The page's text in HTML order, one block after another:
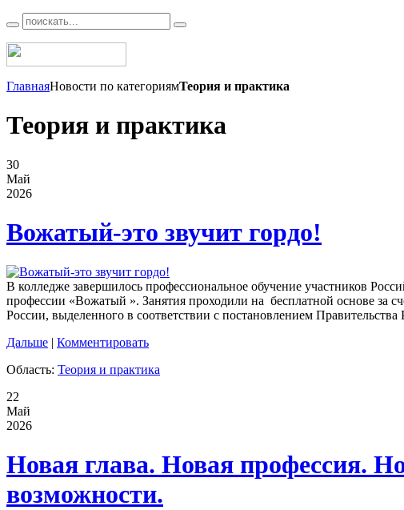
ГлавнаяНовости по категориямТеория и практика
Теория и практика
30
Май
2026
Вожатый-это звучит гордо!
В колледже завершилось профессиональное обучение участников
профессии «Вожатый ». Занятия проходили на бесплатной основе за
России, выделенного в соответствии с постановлением
Дальше | Комментировать
Область: Теория и практика
22
Май
2026
Новая глава. Новая профессия.
возможности.